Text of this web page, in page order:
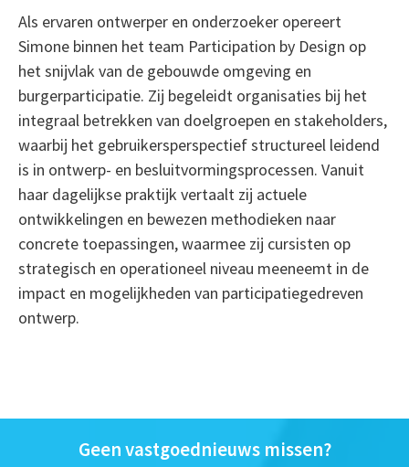
Als ervaren ontwerper en onderzoeker opereert
Simone binnen het team Participation by Design op
het snijvlak van de gebouwde omgeving en
burgerparticipatie. Zij begeleidt organisaties bij het
integraal betrekken van doelgroepen en stakeholders,
waarbij het gebruikersperspectief structureel leidend
is in ontwerp- en besluitvormingsprocessen. Vanuit
haar dagelijkse praktijk vertaalt zij actuele
ontwikkelingen en bewezen methodieken naar
concrete toepassingen, waarmee zij cursisten op
strategisch en operationeel niveau meeneemt in de
impact en mogelijkheden van participatiegedreven
ontwerp.
Geen vastgoednieuws missen?